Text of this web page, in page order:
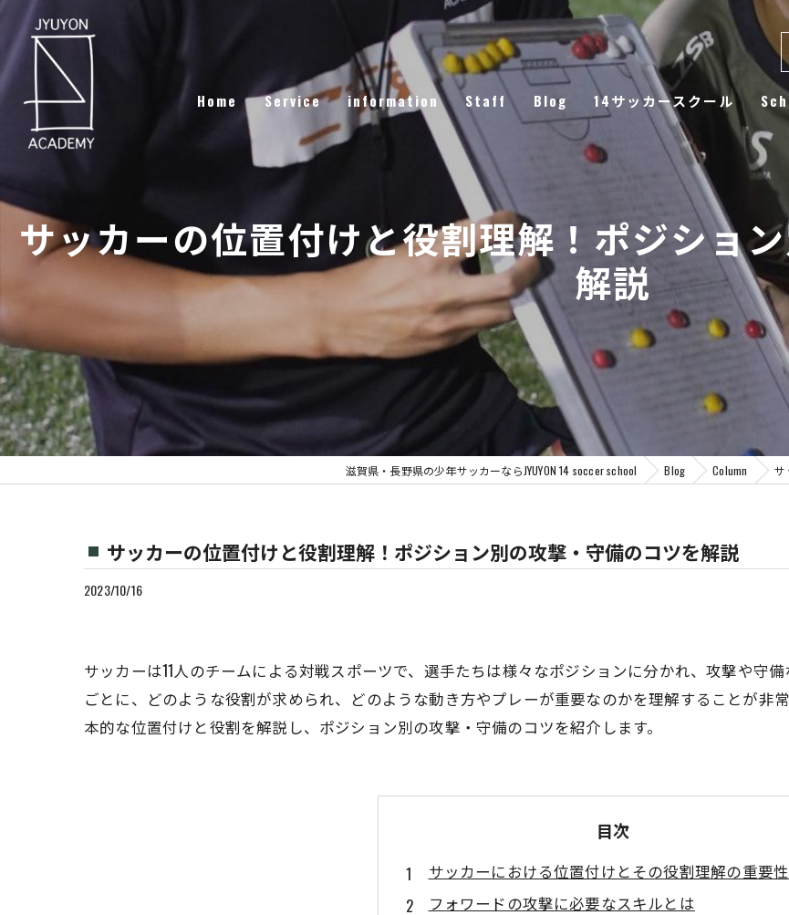
Home Service information Staff Blog 14サッカースクール
サッカーの位置付けと役割理解！ポジショ
解説
滋賀県・長野県の少年サッカーならJYUYON 14 soccer school Blog Column サ
サッカーの位置付けと役割理解！ポジション別の攻撃・守備のコツを解説
2023/10/16
サッカーは11人のチームによる対戦スポーツで、選手たちは様々なポジションに分かれ、攻撃や守
ごとに、どのような役割が求められ、どのような動き方やプレーが重要なのかを理解することが非
本的な位置付けと役割を解説し、ポジション別の攻撃・守備のコツを紹介します。
目次
サッカーにおける位置付けとその役割理解の重要
フォワードの攻撃に必要なスキルとは